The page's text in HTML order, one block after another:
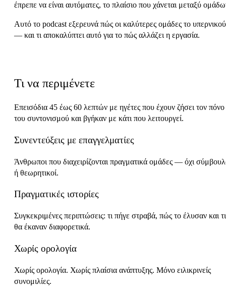
έπρεπε να είναι αυτόματες, το πλαίσιο που χάνεται μεταξύ
Αυτό το podcast εξερευνά πώς οι καλύτερες ομάδες το
— και τι αποκαλύπτει αυτό για το πώς αλλάζει η εργασία.
Τι να περιμένετε
Επεισόδια 45 έως 60 λεπτών με ηγέτες που έχουν ζήσει τον πόνο
του συντονισμού και βγήκαν με κάτι που λειτουργεί.
Συνεντεύξεις με επαγγελματίες
Άνθρωποι που διαχειρίζονται πραγματικά ομάδες — όχι
ή θεωρητικοί.
Πραγματικές ιστορίες
Συγκεκριμένες περιπτώσεις: τι πήγε στραβά, πώς το έλυσαν και τι
θα έκαναν διαφορετικά.
Χωρίς ορολογία
Χωρίς ορολογία. Χωρίς πλαίσια ανάπτυξης. Μόνο ειλικρινείς
συνομιλίες.